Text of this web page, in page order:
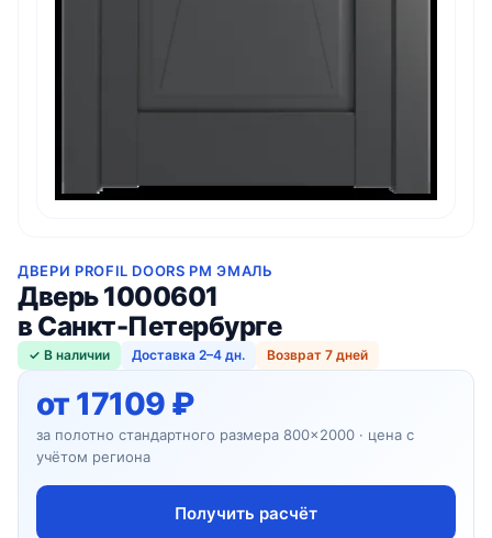
ДВЕРИ PROFIL DOORS PM ЭМАЛЬ
Дверь 1000601
в Санкт-Петербурге
✓ В наличии Доставка 2–4 дн. Возврат 7 дней
от 17109 ₽
за полотно стандартного размера 800×2000 · цена с
учётом региона
Получить расчёт